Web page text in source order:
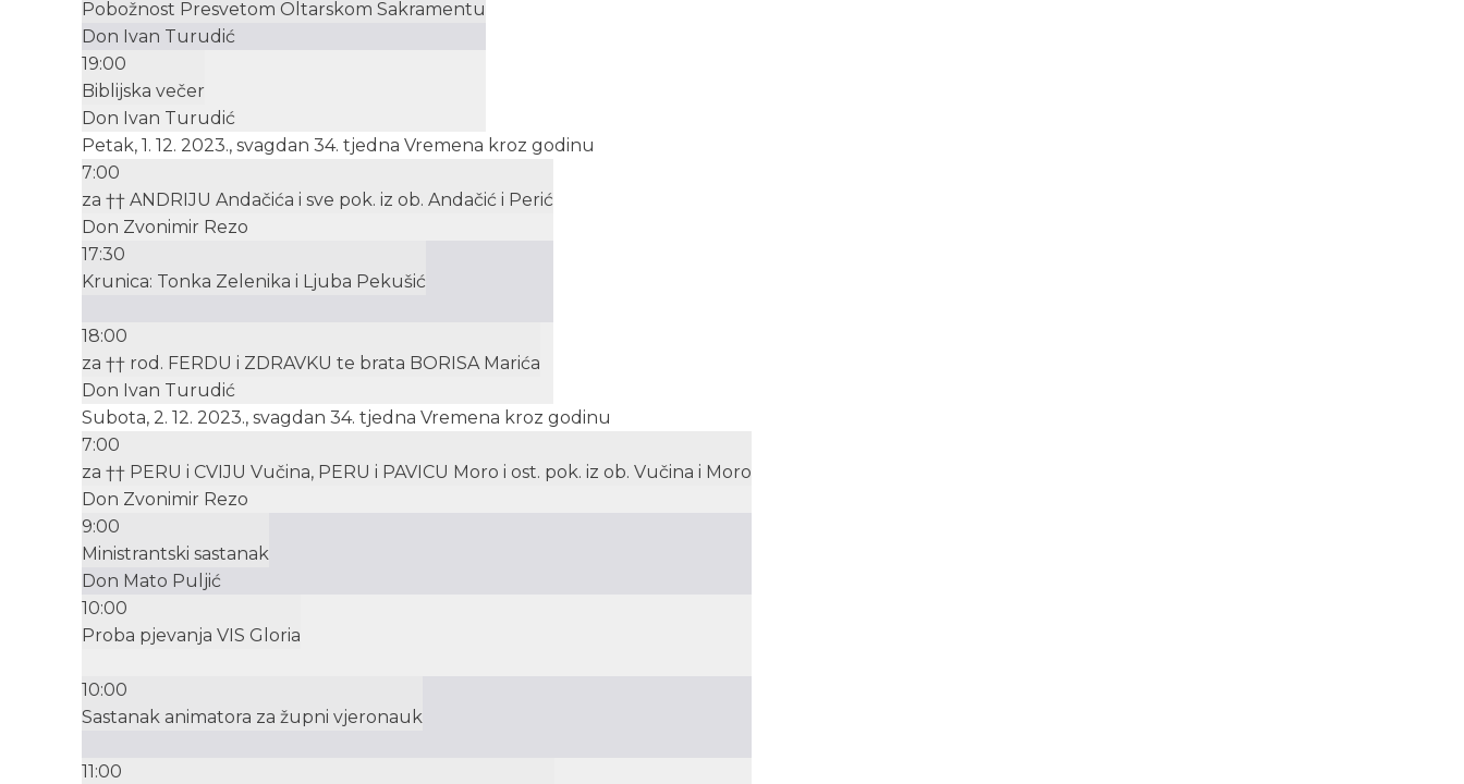
Pobožnost Presvetom Oltarskom Sakramentu
Don Ivan Turudić
19:00
Biblijska večer
Don Ivan Turudić
Petak, 1. 12. 2023., svagdan 34. tjedna Vremena kroz godinu
7:00
za †† ANDRIJU Andačića i sve pok. iz ob. Andačić i Perić
Don Zvonimir Rezo
17:30
Krunica: Tonka Zelenika i Ljuba Pekušić
18:00
za †† rod. FERDU i ZDRAVKU te brata BORISA Marića
Don Ivan Turudić
Subota, 2. 12. 2023., svagdan 34. tjedna Vremena kroz godinu
7:00
za †† PERU i CVIJU Vučina, PERU i PAVICU Moro i ost. pok. iz ob. Vučina i Moro
Don Zvonimir Rezo
9:00
Ministrantski sastanak
Don Mato Puljić
10:00
Proba pjevanja VIS Gloria
10:00
Sastanak animatora za župni vjeronauk
11:00